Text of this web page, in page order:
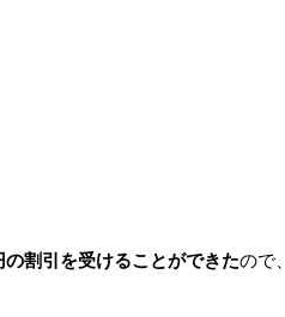
の割引を受けることができたので